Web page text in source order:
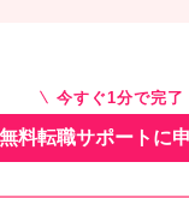
今すぐ1分で完了
無料転職サポートに